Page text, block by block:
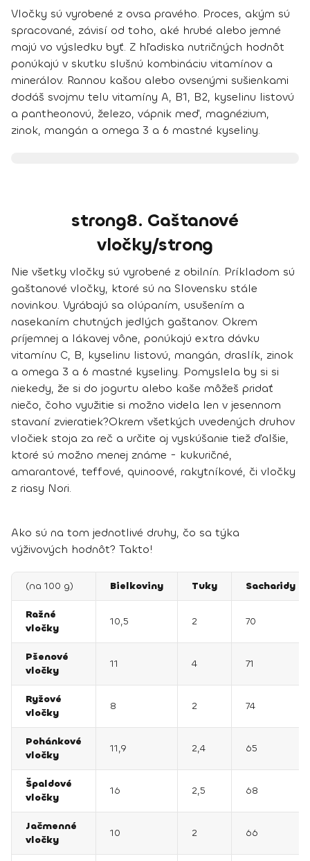
Vločky sú vyrobené z ovsa pravého. Proces, akým sú
spracované, závisí od toho, aké hrubé alebo jemné
majú vo výsledku byť. Z hľadiska nutričných hodnôt
ponúkajú v skutku slušnú kombináciu vitamínov a
minerálov. Rannou kašou alebo ovsenými sušienkami
dodáš svojmu telu vitamíny A, B1, B2, kyselinu listovú
a pantheonovú, železo, vápnik meď, magnézium,
zinok, mangán a omega 3 a 6 mastné kyseliny.
strong8. Gaštanové
vločky/strong
Nie všetky vločky sú vyrobené z obilnín. Príkladom sú
gaštanové vločky, ktoré sú na Slovensku stále
novinkou. Vyrábajú sa olúpaním, usušením a
nasekaním chutných jedlých gaštanov. Okrem
príjemnej a lákavej vône, ponúkajú extra dávku
vitamínu C, B, kyselinu listovú, mangán, draslík, zinok
a omega 3 a 6 mastné kyseliny. Pomyslela by si si
niekedy, že si do jogurtu alebo kaše môžeš pridať
niečo, čoho využitie si možno videla len v jesennom
stavaní zvieratiek?Okrem všetkých uvedených druhov
vločiek stoja za reč a určite aj vyskúšanie tiež ďalšie,
ktoré sú možno menej známe - kukuričné,
amarantové, teffové, quinoové, rakytníkové, či vločky
z riasy Nori.
Ako sú na tom jednotlivé druhy, čo sa týka
výživových hodnôt? Takto!
(na 100 g) Bielkoviny Tuky Sacharidy
Ražné
vločky
10,5 2 70
Pšenové
vločky
11 4 71
Ryžové
vločky
8 2 74
Pohánkové
vločky
11,9 2,4 65
Špaldové
vločky
16 2,5 68
Jačmenné
vločky
10 2 66